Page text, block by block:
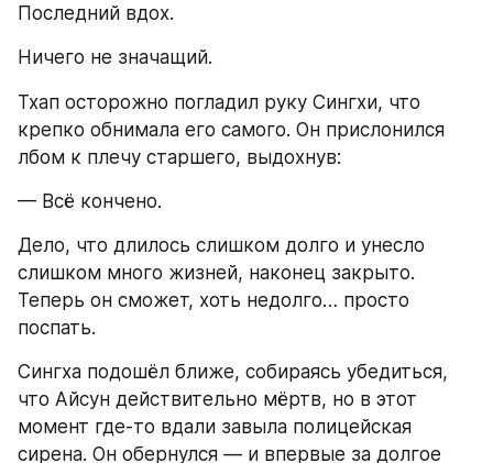
Последний вдох.
Ничего не значащий.
Тхап осторожно погладил руку Сингхи, что
крепко обнимала его самого. Он прислонился
лбом к плечу старшего, выдохнув:
— Всё кончено.
Дело, что длилось слишком долго и унесло
слишком много жизней, наконец закрыто.
Теперь он сможет, хоть недолго… просто
поспать.
Сингха подошёл ближе, собираясь убедиться,
что Айсун действительно мёртв, но в этот
момент где-то вдали завыла полицейская
сирена. Он обернулся — и впервые за долгое